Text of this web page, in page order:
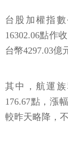
台股加權指
16302.06點作
台幣4297.03億
其中，航運
176.67點，漲
較昨天略降，